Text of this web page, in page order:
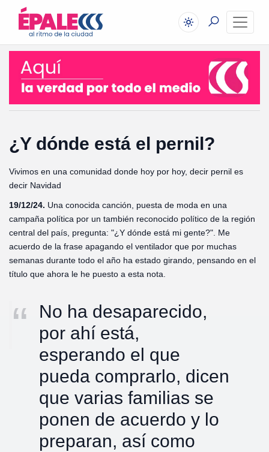
¿Y dónde está el pernil?
Vivimos en una comunidad donde hoy por hoy, decir pernil es
decir Navidad
19/12/24. Una conocida canción, puesta de moda en una
campaña política por un también reconocido político de la región
central del país, pregunta: "¿Y dónde está mi gente?". Me
acuerdo de la frase apagando el ventilador que por muchas
semanas durante todo el año ha estado girando, pensando en el
título que ahora le he puesto a esta nota.
No ha desaparecido,
por ahí está,
esperando el que
pueda comprarlo, dicen
que varias familias se
ponen de acuerdo y lo
preparan, así como